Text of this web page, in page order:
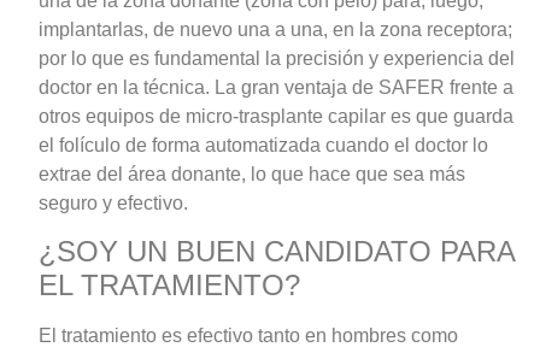
implantarlas, de nuevo una a una, en la zona receptora;
por lo que es fundamental la precisión y experiencia del
doctor en la técnica. La gran ventaja de SAFER frente a
otros equipos de micro-trasplante capilar es que guarda
el folículo de forma automatizada cuando el doctor lo
extrae del área donante, lo que hace que sea más
seguro y efectivo.
¿SOY UN BUEN CANDIDATO PARA
EL TRATAMIENTO?
El tratamiento es efectivo tanto en hombres como